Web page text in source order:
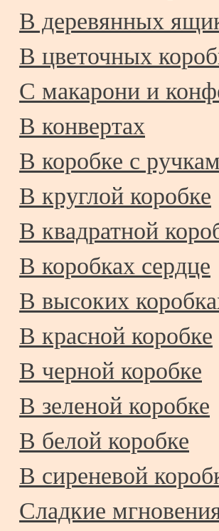
В деревянных
В цветочных
С макарони и
В конвертах
В коробке с
В круглой коробке
В квадратной
В коробках сердце
В высоких
В красной коробке
В черной коробке
В зеленой коробке
В белой коробке
В сиреневой
Сладкие